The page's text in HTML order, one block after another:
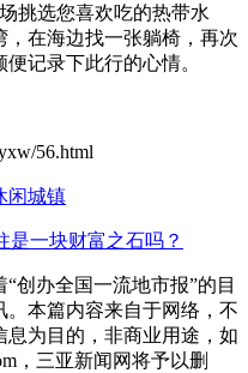
挑选您喜欢吃的热带水
在海边找一张躺椅，再次
记录下此行的心情。
56.html
闲城镇
是一块财富之石吗？
创办全国一流地市报”的目
本篇内容来自于网络，不
为目的，非商业用途，如
，三亚新闻网将予以删